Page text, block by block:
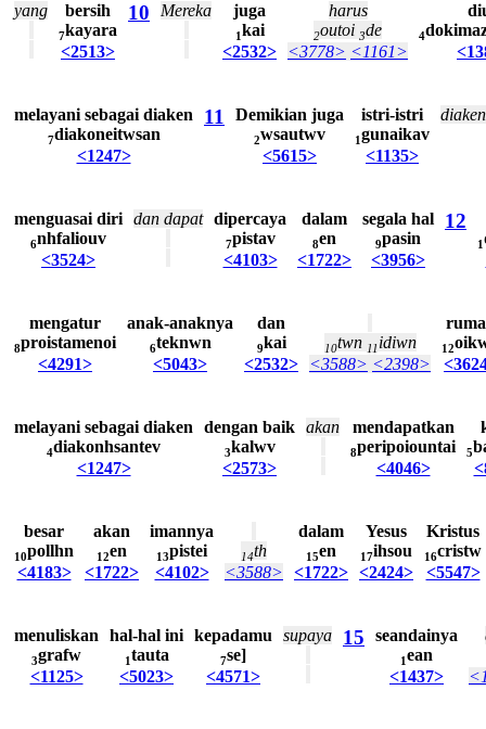
yang bersih
7kayara
<2513>
10 Mereka juga
1kai
<2532>
harus
2outoi 3de
<3778> <1161>
4
melayani sebagai diaken
7diakoneitwsan
<1247>
11 Demikian juga
2wsautwv
<5615>
istri-istri
1gunaikav
<1135>
diaken
menguasai diri
6nhfaliouv
<3524>
dan dapat dipercaya
7pistav
<4103>
dalam
8en
<1722>
segala hal
9pasin
<3956>
12
1
mengatur
8proistamenoi
<4291>
anak-anaknya
6teknwn
<5043>
dan
9kai
<2532>
10twn 11 idiwn
<3588> <2398>
12
melayani sebagai diaken
4diakonhsantev
<1247>
dengan baik
3kalwv
<2573>
akan mendapatkan
8peripoiountai
<4046>
5
besar
10pollhn
<4183>
akan
12en
<1722>
imannya
13pistei
<4102>
14th
<3588>
dalam
15en
<1722>
Yesus
17ihsou
<2424>
Kristus
16cristw
<5547>
menuliskan
3grafw
<1125>
hal-hal ini
1tauta
<5023>
kepadamu
7se]
<4571>
supaya 15 seandainya
1ean
<1437>